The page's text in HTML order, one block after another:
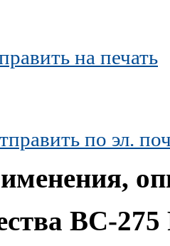
на печать
по эл.
BC-